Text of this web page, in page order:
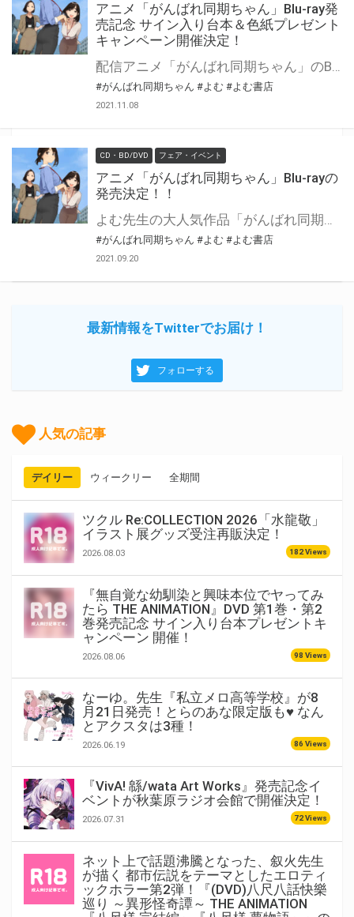
アニメ「がんばれ同期ちゃん」Blu-ray発
売記念 サイン入り台本＆色紙プレゼント
キャンペーン開催決定！
配信アニメ「がんばれ同期ちゃん」のBlu-rayの発売を記念して、 「サイン入り台本＆色紙プレゼントキャンペーン」の開催が決定しました！ 対象店舗にて対象商品をご購入いただいた方の中から抽選で＜キャスト直筆寄書きサイン入り台本＞もしくは＜キャスト直筆寄書きサイン色紙＞をプレゼントいたします！ ぜひご応募ください♪
#がんばれ同期ちゃん #よむ #よむ書店
2021.11.08
CD・BD/DVD フェア・イベント
アニメ「がんばれ同期ちゃん」Blu-rayの
発売決定！！
よむ先生の大人気作品「がんばれ同期ちゃん」がアニメ化！ そして、Blu-rayの発売も決定しました！ とらのあな特典は＜アニメ描き下ろしB2タペストリー＞！ イラストは後日公開になりますので、楽しみお待ちください。 是非この機会にGETしてください！
#がんばれ同期ちゃん #よむ #よむ書店
2021.09.20
最新情報をTwitterでお届け！
フォローする
人気の記事
デイリー ウィークリー 全期間
ツクル Re:COLLECTION 2026「水龍敬」
イラスト展グッズ受注再販決定！
2026.08.03 182 Views
『無自覚な幼馴染と興味本位でヤってみ
たら THE ANIMATION』DVD 第1巻・第2
巻発売記念 サイン入り台本プレゼントキ
ャンペーン 開催！
2026.08.06 98 Views
なーゆ。先生『私立メロ高等学校』が8
月21日発売！とらのあな限定版も♥ なん
とアクスタは3種！
2026.06.19 86 Views
『VivA! 緜/wata Art Works』発売記念イ
ベントが秋葉原ラジオ会館で開催決定！
2026.07.31 72 Views
ネット上で話題沸騰となった、叙火先生
が描く 都市伝説をテーマとしたエロティ
ックホラー第2弾！『(DVD)八尺八話快樂
巡り ～異形怪奇譚～ THE ANIMATION